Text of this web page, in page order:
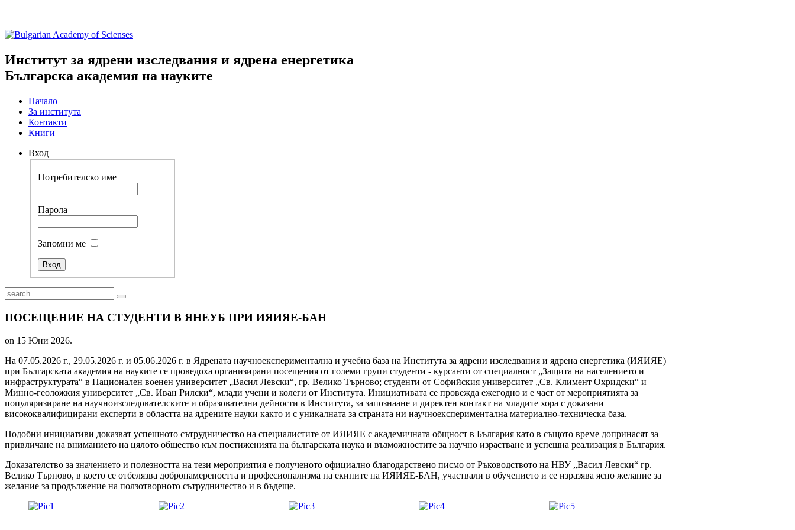
Институт за ядрени изследвания и ядрена енергетика
Българска академия на науките
Начало
За института
Контакти
Книги
Вход
Потребителско име
Парола
Запомни ме
ПОСЕЩЕНИЕ НА СТУДЕНТИ В ЯНЕУБ ПРИ ИЯИЯЕ-БАН
on 15 Юни 2026.
На 07.05.2026 г., 29.05.2026 г. и 05.06.2026 г. в Ядрената научноекспериментална и учебна база на Института за ядрени изследвания и ядрена енергетика (ИЯИЯЕ)
при Българската академия на науките се проведоха организирани посещения от големи групи студенти - курсанти от специалност „Защита на населението и
инфраструктурата“ в Национален военен университет „Васил Левски“, гр. Велико Търново; студенти от Софийския университет „Св. Климент Охридски“ и
Минно-геоложкия университет „Св. Иван Рилски“, млади учени и колеги от Института. Инициативата се провежда ежегодно и е част от мероприятията за
популяризиране на научноизследователските и образователни дейности в Института, за запознаане и директен контакт на младите хора с доказани
висококвалифицирани експерти в областта на ядрените науки както и с уникалната за страната ни научноекспериментална материално-техническа база.
Подобни инициативи доказват успешното сътрудничество на специалистите от ИЯИЯЕ с академичната общност в България като в същото време допринасят за
привличане на вниманието на цялото общество към постиженията на българската наука и възможностите за научно израстване и успешна реализация в България.
Доказателство за значението и полезността на тези мероприятия е полученото официално благодарствено писмо от Ръководството на НВУ „Васил Левски“ гр.
Велико Търново, в което се отбелязва добронамереността и професионализма на екипите на ИЯИЯЕ-БАН, участвали в обучението и се изразява ясно желание за
желание за продължение на ползотворното сътрудничество и в бъдеще.